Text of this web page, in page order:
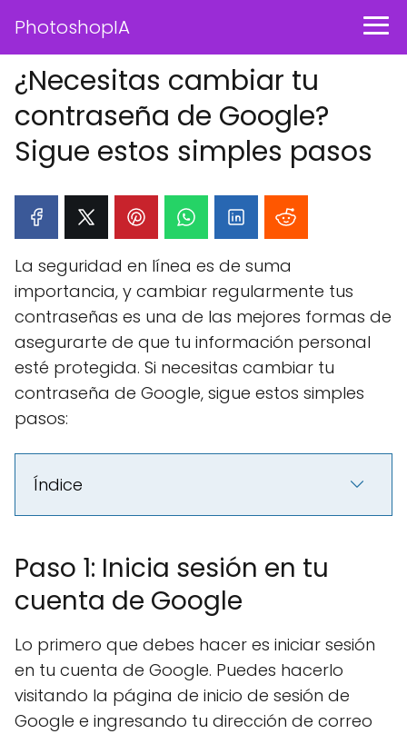
PhotoshopIA
¿Necesitas cambiar tu
contraseña de Google?
Sigue estos simples pasos
La seguridad en línea es de suma
importancia, y cambiar regularmente tus
contraseñas es una de las mejores formas de
asegurarte de que tu información personal
esté protegida. Si necesitas cambiar tu
contraseña de Google, sigue estos simples
pasos:
Índice
Paso 1: Inicia sesión en tu
cuenta de Google
Lo primero que debes hacer es iniciar sesión
en tu cuenta de Google. Puedes hacerlo
visitando la página de inicio de sesión de
Google e ingresando tu dirección de correo